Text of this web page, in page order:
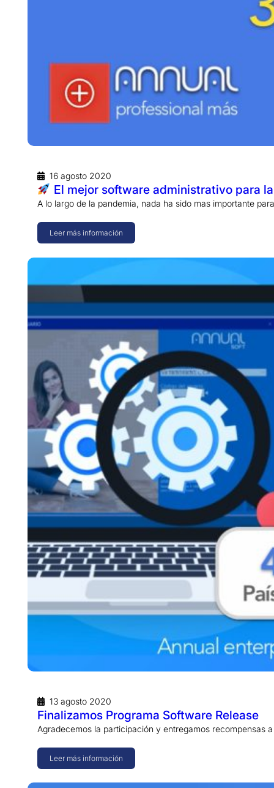
16 agosto 2020
El mejor software administrativo para
A lo largo de la pandemia, nada ha sido mas importante
Leer más información
13 agosto 2020
Finalizamos Programa Software Release
Agradecemos la participación y entregamos recompensas
Leer más información